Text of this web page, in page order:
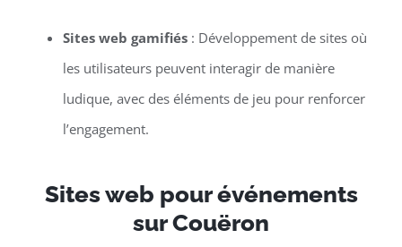
Sites web gamifiés: Développement de sites où
les utilisateurs peuvent interagir de manière
ludique, avec des éléments de jeu pour renforcer
l’engagement.
Sites web pour événements
sur Couëron